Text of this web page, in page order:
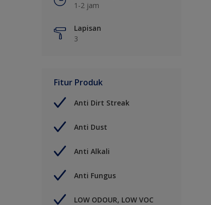
1-2 jam
Lapisan
3
Fitur Produk
Anti Dirt Streak
Anti Dust
Anti Alkali
Anti Fungus
LOW ODOUR, LOW VOC